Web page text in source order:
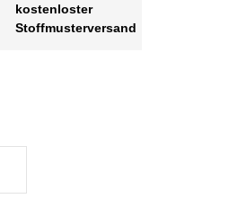
kostenloster
Stoffmusterversand